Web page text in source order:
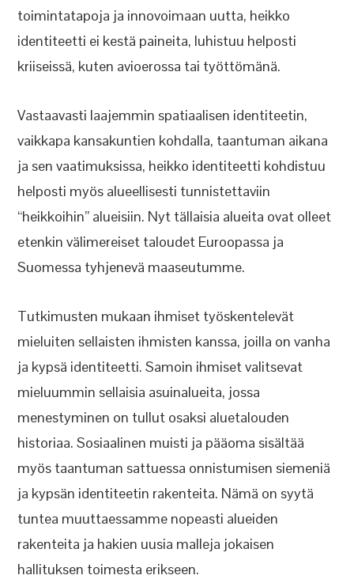
toimintatapoja ja innovoimaan uutta, heikko
identiteetti ei kestä paineita, luhistuu helposti
kriiseissä, kuten avioerossa tai työttömänä.
Vastaavasti laajemmin spatiaalisen identiteetin,
vaikkapa kansakuntien kohdalla, taantuman aikana
ja sen vaatimuksissa, heikko identiteetti kohdistuu
helposti myös alueellisesti tunnistettaviin
“heikkoihin” alueisiin. Nyt tällaisia alueita ovat olleet
etenkin välimereiset taloudet Euroopassa ja
Suomessa tyhjenevä maaseutumme.
Tutkimusten mukaan ihmiset työskentelevät
mieluiten sellaisten ihmisten kanssa, joilla on vanha
ja kypsä identiteetti. Samoin ihmiset valitsevat
mieluummin sellaisia asuinalueita, jossa
menestyminen on tullut osaksi aluetalouden
historiaa. Sosiaalinen muisti ja pääoma sisältää
myös taantuman sattuessa onnistumisen siemeniä
ja kypsän identiteetin rakenteita. Nämä on syytä
tuntea muuttaessamme nopeasti alueiden
rakenteita ja hakien uusia malleja jokaisen
hallituksen toimesta erikseen.